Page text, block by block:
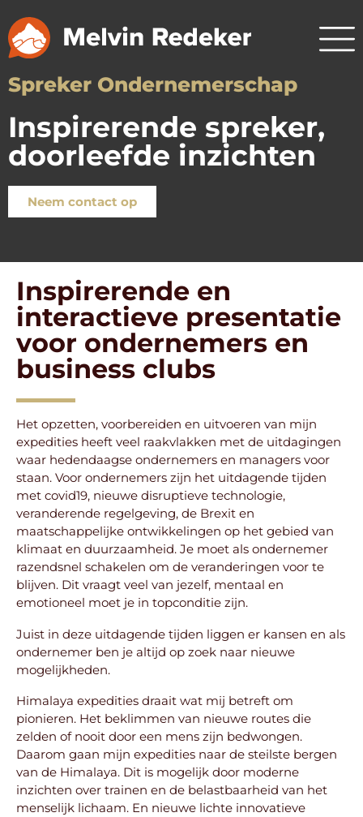
Spreker Ondernemerschap
Inspirerende spreker,
doorleefde inzichten
Neem contact op
Inspirerende en
interactieve presentatie
voor ondernemers en
business clubs
Het opzetten, voorbereiden en uitvoeren van mijn
expedities heeft veel raakvlakken met de uitdagingen
waar hedendaagse ondernemers en managers voor
staan. Voor ondernemers zijn het uitdagende tijden
met covid19, nieuwe disruptieve technologie,
veranderende regelgeving, de Brexit en
maatschappelijke ontwikkelingen op het gebied van
klimaat en duurzaamheid. Je moet als ondernemer
razendsnel schakelen om de veranderingen voor te
blijven. Dit vraagt veel van jezelf, mentaal en
emotioneel moet je in topconditie zijn.
Juist in deze uitdagende tijden liggen er kansen en als
ondernemer ben je altijd op zoek naar nieuwe
mogelijkheden.
Himalaya expedities draait wat mij betreft om
pionieren. Het beklimmen van nieuwe routes die
zelden of nooit door een mens zijn bedwongen.
Daarom gaan mijn expedities naar de steilste bergen
van de Himalaya. Dit is mogelijk door moderne
inzichten over trainen en de belastbaarheid van het
menselijk lichaam. En nieuwe lichte innovatieve